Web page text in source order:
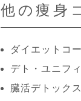
他の痩身
ダイエットコ
デト・ユニフ
臓活デトック